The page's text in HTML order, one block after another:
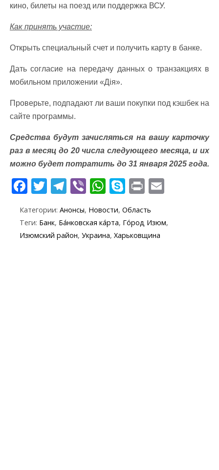
кино, билеты на поезд или поддержка ВСУ.
Как принять участие:
Открыть специальный счет и получить карту в банке.
Дать согласие на передачу данных о транзакциях в
мобильном приложении «Дія».
Проверьте, подпадают ли ваши покупки под кэшбек на
сайте программы.
Средства будут зачисляться на вашу карточку
раз в месяц до 20 числа следующего месяца, и их
можно будет потратить до 31 января 2025 года.
F
e
b
T
itt
er
T
e
gr
Vi
er
W
at
s
S
k
y
p
Pr
t ai
l
Категории: Анонсы, Новости, Область
Теги: Банк, Ба́нковская ка́рта, Го́род Изюм,
Изюмский район, Украина, Харьковщина